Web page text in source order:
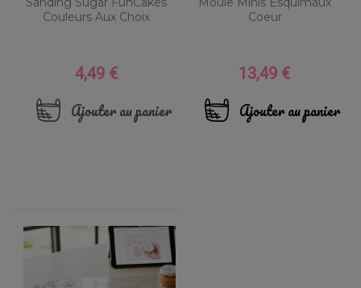
Couleurs Aux Choix
Prix
4,49 €
Ajouter au panier
Coeur
Prix
13,49 €
Ajouter au panier